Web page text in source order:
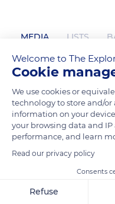
MEDIA LISTS
Welcome to The
Cookie
We use cookies or
technology to store and/or
information on your
your browsing data and
performance, and learn
Read our privacy policy
Consents
Refuse